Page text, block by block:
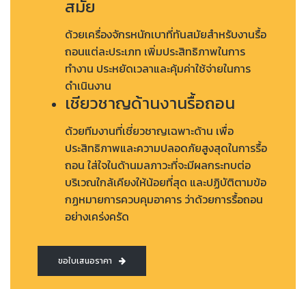
สมัย
ด้วยเครื่องจักรหนักเบาที่ทันสมัยสำหรับงานรื้อ
ถอนแต่ละประเภท เพิ่มประสิทธิภาพในการ
ทำงาน ประหยัดเวลาและคุ้มค่าใช้จ่ายในการ
ดำเนินงาน
เชียวชาญด้านงานรื้อถอน
ด้วยทีมงานที่เชี่ยวชาญเฉพาะด้าน เพื่อ
ประสิทธิภาพและความปลอดภัยสูงสุดในการรื้อ
ถอน ใส่ใจในด้านมลภาวะที่จะมีผลกระทบต่อ
บริเวณใกล้เคียงให้น้อยที่สุด และปฏิบัติตามข้อ
กฏหมายการควบคุมอาคาร ว่าด้วยการรื้อถอน
อย่างเคร่งครัด
ขอใบเสนอราคา